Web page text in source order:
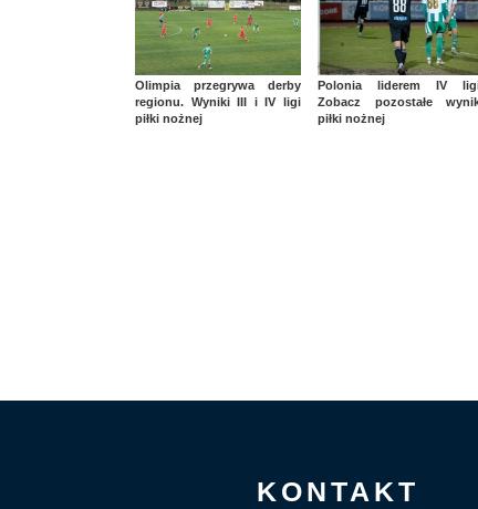
Olimpia przegrywa derby
regionu. Wyniki III i IV ligi
piłki nożnej
Polonia liderem IV
Zobacz pozostałe
piłki nożnej
KONTAKT